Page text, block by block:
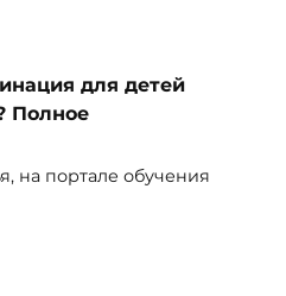
для детей
Полное
на портале обучения